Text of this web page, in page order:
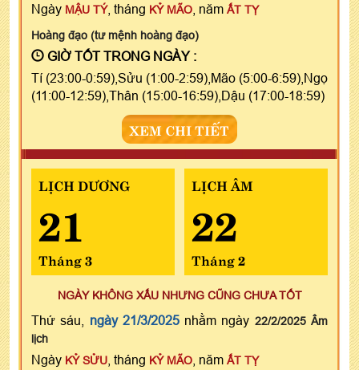
Ngày MẬU TÝ, tháng KỶ MÃO , năm ẤT TỴ
Hoàng đạo (tư mệnh hoàng đạo)
GIỜ TỐT TRONG NGÀY :
Tí (23:00-0:59),Sửu (1:00-2:59),Mão (5:00-6:59),Ngọ
(11:00-12:59),Thân (15:00-16:59),Dậu (17:00-18:59)
XEM CHI TIẾT
LỊCH DƯƠNG
21
Tháng 3
LỊCH ÂM
22
Tháng 2
NGÀY KHÔNG XẤU NHƯNG CŨNG CHƯA TỐT
Thứ sáu, ngày 21/3/2025nhằm ngày 22/2/2025 Âm
lịch
Ngày KỶ SỬU , tháng KỶ MÃO , năm ẤT TỴ